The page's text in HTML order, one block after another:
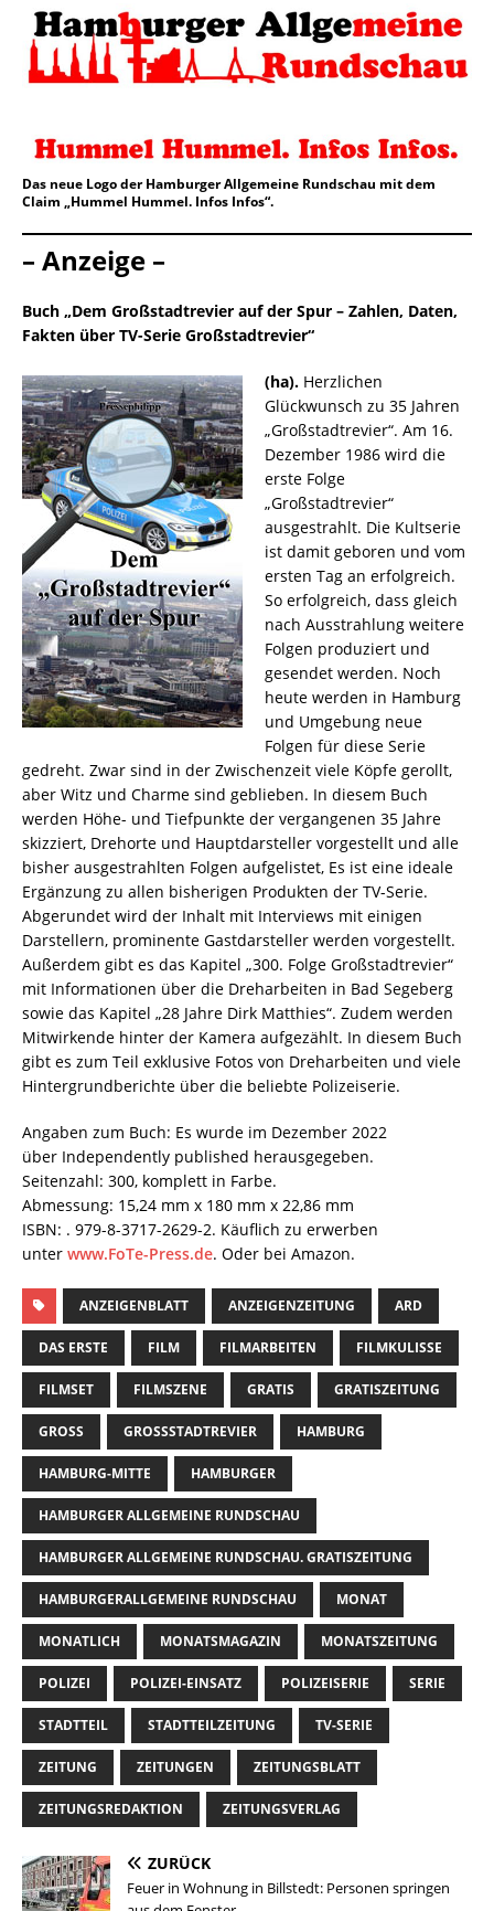
Das neue Logo der Hamburger Allgemeine Rundschau mit dem
Claim „Hummel Hummel. Infos Infos“.
– Anzeige –
Buch „Dem Großstadtrevier auf der Spur – Zahlen, Daten,
Fakten über TV-Serie Großstadtrevier“
(ha). Herzlichen
Glückwunsch zu 35 Jahren
„Großstadtrevier“. Am 16.
Dezember 1986 wird die
erste Folge
„Großstadtrevier“
ausgestrahlt. Die Kultserie
ist damit geboren und vom
ersten Tag an erfolgreich.
So erfolgreich, dass gleich
nach Ausstrahlung weitere
Folgen produziert und
gesendet werden. Noch
heute werden in Hamburg
und Umgebung neue
Folgen für diese Serie
gedreht. Zwar sind in der Zwischenzeit viele Köpfe gerollt,
aber Witz und Charme sind geblieben. In diesem Buch
werden Höhe- und Tiefpunkte der vergangenen 35 Jahre
skizziert, Drehorte und Hauptdarsteller vorgestellt und alle
bisher ausgestrahlten Folgen aufgelistet, Es ist eine ideale
Ergänzung zu allen bisherigen Produkten der TV-Serie.
Abgerundet wird der Inhalt mit Interviews mit einigen
Darstellern, prominente Gastdarsteller werden vorgestellt.
Außerdem gibt es das Kapitel „300. Folge Großstadtrevier“
mit Informationen über die Dreharbeiten in Bad Segeberg
sowie das Kapitel „28 Jahre Dirk Matthies“. Zudem werden
Mitwirkende hinter der Kamera aufgezählt. In diesem Buch
gibt es zum Teil exklusive Fotos von Dreharbeiten und viele
Hintergrundberichte über die beliebte Polizeiserie.
Angaben zum Buch: Es wurde im Dezember 2022
über Independently published herausgegeben.
Seitenzahl: 300, komplett in Farbe.
Abmessung: 15,24 mm x 180 mm x 22,86 mm
ISBN: . 979-8-3717-2629-2. Käuflich zu erwerben
unter www.FoTe-Press.de. Oder bei Amazon.
ANZEIGENBLATT ANZEIGENZEITUNG ARD
DAS ERSTE FILM FILMARBEITEN FILMKULISSE
FILMSET FILMSZENE GRATIS GRATISZEITUNG
GROSS GROSSSTADTREVIER HAMBURG
HAMBURG-MITTE HAMBURGER
HAMBURGER ALLGEMEINE RUNDSCHAU
HAMBURGER ALLGEMEINE RUNDSCHAU. GRATISZEITUNG
HAMBURGERALLGEMEINE RUNDSCHAU MONAT
MONATLICH MONATSMAGAZIN MONATSZEITUNG
POLIZEI POLIZEI-EINSATZ POLIZEISERIE SERIE
STADTTEIL STADTTEILZEITUNG TV-SERIE
ZEITUNG ZEITUNGEN ZEITUNGSBLATT
ZEITUNGSREDAKTION ZEITUNGSVERLAG
ZURÜCK
Feuer in Wohnung in Billstedt: Personen springen